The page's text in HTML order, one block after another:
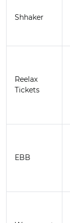
Shhaker
Reelax
Tickets
EBB